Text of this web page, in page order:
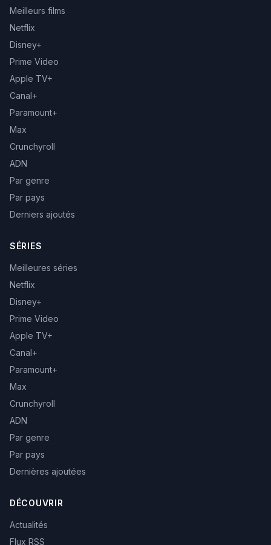
Meilleurs films
Netflix
Disney+
Prime Video
Apple TV+
Canal+
Paramount+
Max
Crunchyroll
ADN
Par genre
Par pays
Derniers ajoutés
SÉRIES
Meilleures séries
Netflix
Disney+
Prime Video
Apple TV+
Canal+
Paramount+
Max
Crunchyroll
ADN
Par genre
Par pays
Dernières ajoutées
DÉCOUVRIR
Actualités
Flux RSS